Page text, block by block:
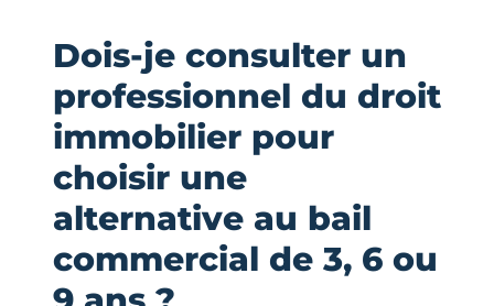
Dois-je consulter un
professionnel du droit
immobilier pour
choisir une
alternative au bail
commercial de 3, 6 ou